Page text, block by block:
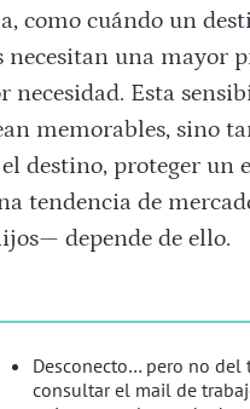
como cuándo un
necesitan una mayor
Esta
memorables, sino
destino, proteger un
tendencia de
depende de ello.
Desconecto… pero no del
consultar el mail de